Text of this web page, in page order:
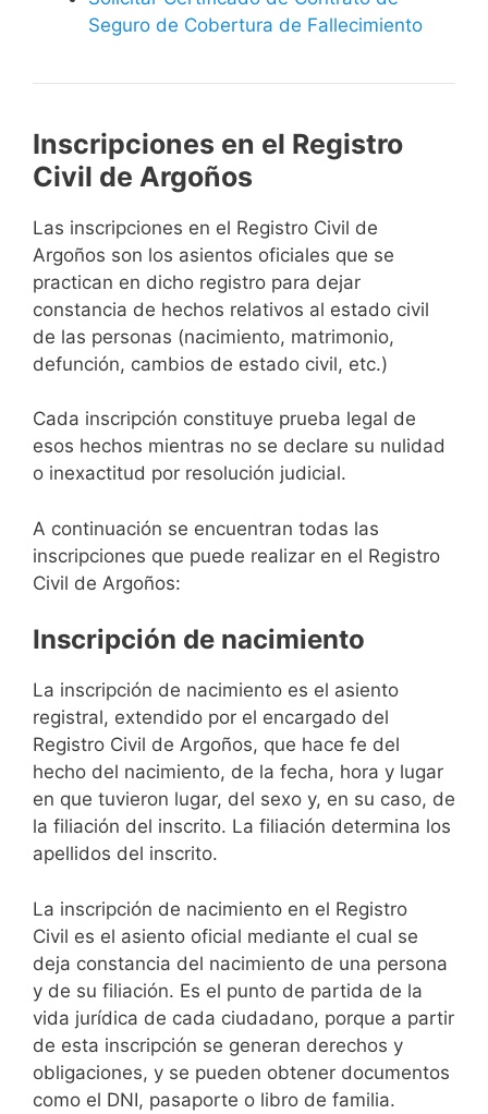
Seguro de Cobertura de Fallecimiento
Inscripciones en el Registro
Civil de Argoños
Las inscripciones en el Registro Civil de
Argoños son los asientos oficiales que se
practican en dicho registro para dejar
constancia de hechos relativos al estado civil
de las personas (nacimiento, matrimonio,
defunción, cambios de estado civil, etc.)
Cada inscripción constituye prueba legal de
esos hechos mientras no se declare su nulidad
o inexactitud por resolución judicial.
A continuación se encuentran todas las
inscripciones que puede realizar en el Registro
Civil de Argoños:
Inscripción de nacimiento
La inscripción de nacimiento es el asiento
registral, extendido por el encargado del
Registro Civil de Argoños, que hace fe del
hecho del nacimiento, de la fecha, hora y lugar
en que tuvieron lugar, del sexo y, en su caso, de
la filiación del inscrito. La filiación determina los
apellidos del inscrito.
La inscripción de nacimiento en el Registro
Civil es el asiento oficial mediante el cual se
deja constancia del nacimiento de una persona
y de su filiación. Es el punto de partida de la
vida jurídica de cada ciudadano, porque a partir
de esta inscripción se generan derechos y
obligaciones, y se pueden obtener documentos
como el DNI, pasaporte o libro de familia.